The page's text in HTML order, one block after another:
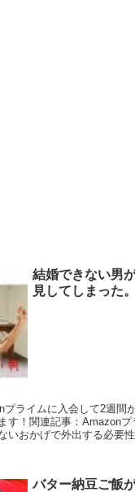
結婚できない男
見してしまった。
プライムに入会して2週間
す！関連記事：Amazon
いおかげで外出する必要
バター納豆ご飯